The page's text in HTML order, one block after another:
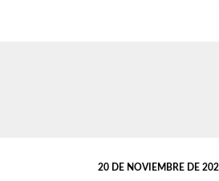
20 DE NOVIEMBRE DE